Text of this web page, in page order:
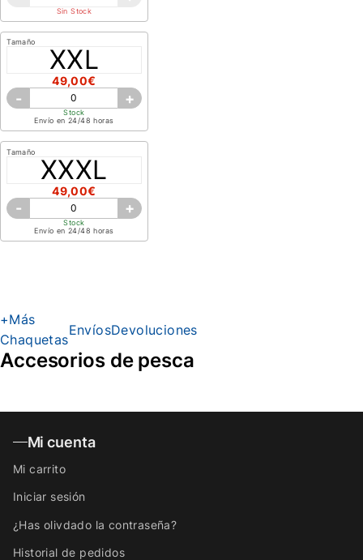
Sin Stock
Tamaño
XXL
49,00€
- +
Stock
Envío en 24/48 horas
Tamaño
XXXL
49,00€
- +
Stock
Envío en 24/48 horas
+Más
Chaquetas
EnvíosDevoluciones
Accesorios de pesca
Mi cuenta
Mi carrito
Iniciar sesión
¿Has olivdado la contraseña?
Historial de pedidos